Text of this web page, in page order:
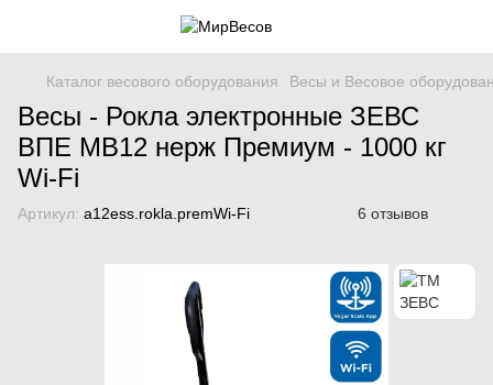
Каталог весового оборудования Весы и Весовое
Весы - Рокла электронные ЗЕВС
ВПЕ МВ12 нерж Премиум - 1000 кг
Wi-Fi
Артикул: a12ess.rokla.premWi-Fi 6 отзывов